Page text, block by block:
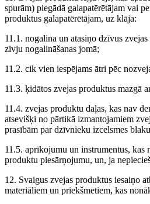
spurām) piegādā galapatērētājam vai
produktus galapatērētājam, uz klāja:
11.1. nogalina un atasiņo dzīvus
zivju nogalināšanas jomā;
11.2. cik vien iespējams ātri pēc
11.3. ķidātos zvejas produktus mazgā
11.4. zvejas produktu daļas, kas nav
atsevišķi no pārtikā izmantojamiem
prasībām par dzīvnieku izcelsmes
11.5. aprīkojumu un instrumentus, kas
produktu piesārņojumu, un, ja
12. Svaigus zvejas produktus iesaiņo
materiāliem un priekšmetiem, kas